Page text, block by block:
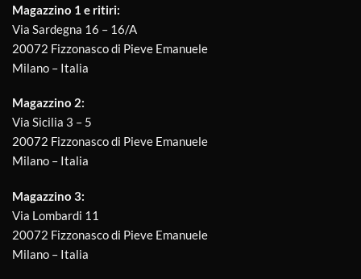
Magazzino 1 e ritiri:
Via Sardegna 16 – 16/A
20072 Fizzonasco di Pieve Emanuele
Milano – Italia
Magazzino 2:
Via Sicilia 3 – 5
20072 Fizzonasco di Pieve Emanuele
Milano – Italia
Magazzino 3:
Via Lombardi 11
20072 Fizzonasco di Pieve Emanuele
Milano – Italia